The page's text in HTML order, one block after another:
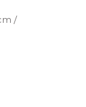
/